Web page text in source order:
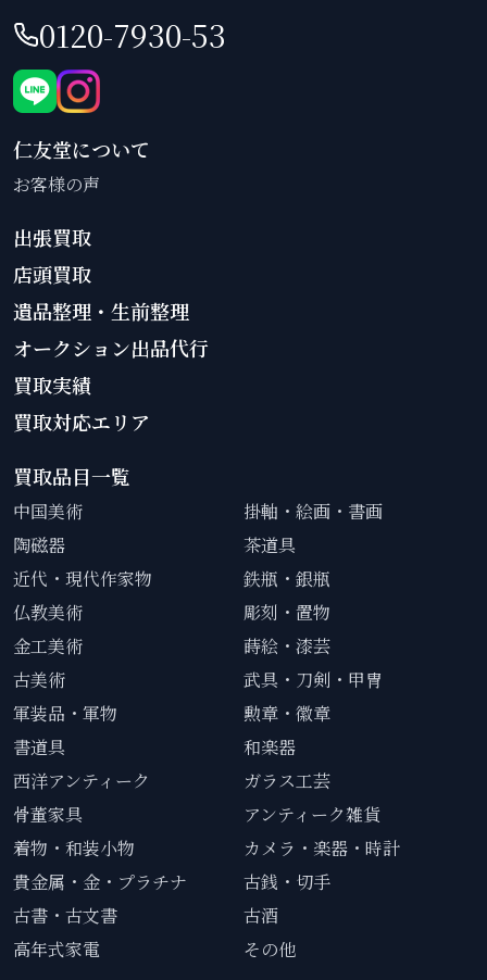
0120-7930-53
仁友堂について
お客様の声
出張買取
店頭買取
遺品整理・生前整理
オークション出品代行
買取実績
買取対応エリア
買取品目一覧
中国美術
掛軸・絵画・書画
陶磁器
茶道具
近代・現代作家物
鉄瓶・銀瓶
仏教美術
彫刻・置物
金工美術
蒔絵・漆芸
古美術
武具・刀剣・甲冑
軍装品・軍物
勲章・徽章
書道具
和楽器
西洋アンティーク
ガラス工芸
骨董家具
アンティーク雑貨
着物・和装小物
カメラ・楽器・時計
貴金属・金・プラチナ
古銭・切手
古書・古文書
古酒
高年式家電
その他